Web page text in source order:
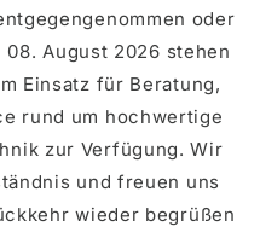
oder
August 2026 stehen
Einsatz für Beratung,
rund um hochwertige
zur Verfügung. Wir
und freuen uns
wieder begrüßen